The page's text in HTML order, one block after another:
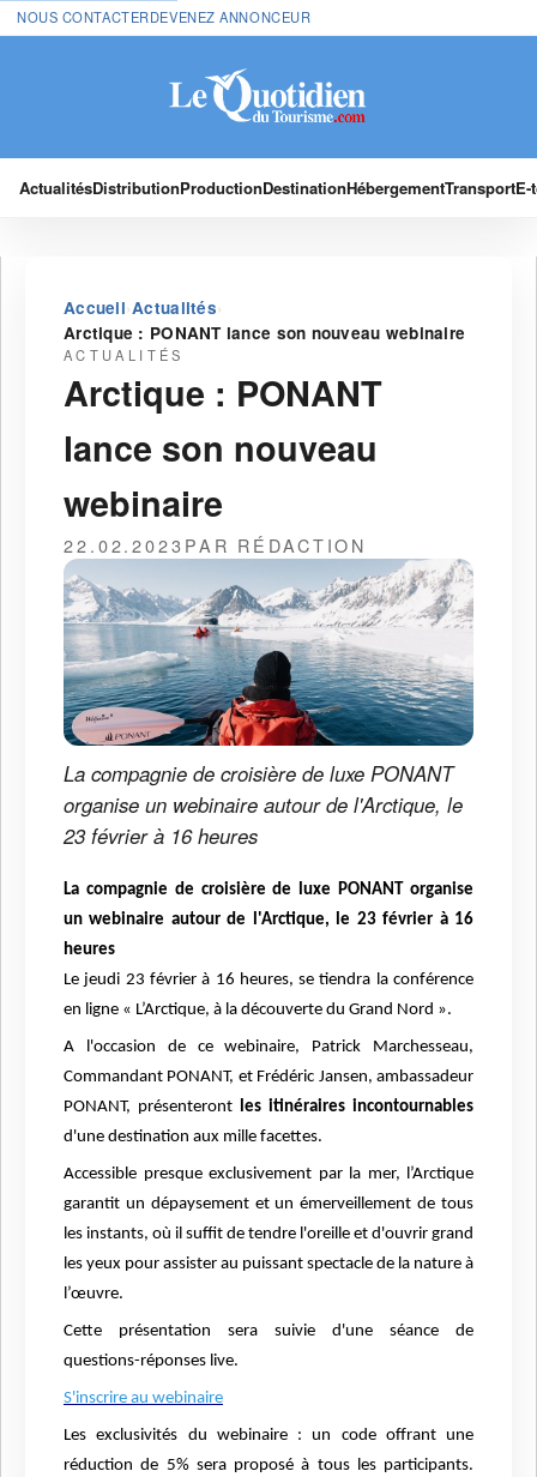
NOUS CONTACTERDEVENEZ ANNONCEUR
ActualitésDistributionProductionDestinationHébergementTransport
Accueil›Actualités›
Arctique : PONANT lance son nouveau webinaire
ACTUALITÉS
Arctique : PONANT
lance son nouveau
webinaire
22.02.2023PAR RÉDACTION
La compagnie de croisière de luxe PONANT
organise un webinaire autour de l'Arctique, le
23 février à 16 heures
La compagnie de croisière de luxe PONANT organise
un webinaire autour de l'Arctique, le 23 février à 16
heures
Le jeudi 23 février à 16 heures, se tiendra la conférence
en ligne « L’Arctique, à la découverte du Grand Nord ».
A l'occasion de ce webinaire, Patrick Marchesseau,
Commandant PONANT, et Frédéric Jansen, ambassadeur
PONANT, présenteront les itinéraires incontournables
d'une destination aux mille facettes.
Accessible presque exclusivement par la mer, l’Arctique
garantit un dépaysement et un émerveillement de tous
les instants, où il suffit de tendre l'oreille et d'ouvrir grand
les yeux pour assister au puissant spectacle de la nature à
l’œuvre.
Cette présentation sera suivie d'une séance de
questions-réponses live.
S'inscrire au webinaire
Les exclusivités du webinaire : un code offrant une
réduction de 5% sera proposé à tous les participants.